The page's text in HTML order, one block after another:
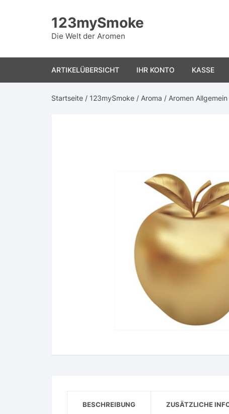
123mySmoke
Die Welt der Aromen
ARTIKELÜBERSICHT IHR KONTO KASSE
Startseite / 123mySmoke / Aroma / Aromen Allgemein
BESCHREIBUNG ZUSÄTZLICHE